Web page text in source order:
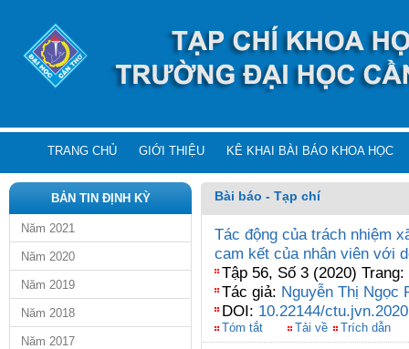
TRANG CHỦ GIỚI THIỆU KÊ KHAI BÀI BÁO KHOA HỌC
BẢN TIN ĐỊNH KỲ
Năm 2021
Năm 2020
Năm 2019
Năm 2018
Năm 2017
Bài báo - Tạp chí
Tác động của trách nhiệm
cam kết của nhân viên với
Tập 56, Số 3 (2020) Trang:
Tác giả: Nguyễn Thị Ngọc
DOI: 10.22144/
Tóm tắt Tải về Trích dẫn